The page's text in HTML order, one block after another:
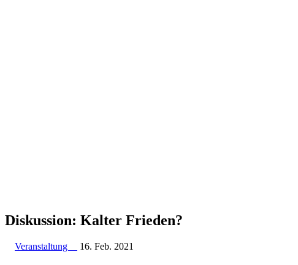
Diskussion: Kalter Frieden?
Veranstaltung 16. Feb. 2021